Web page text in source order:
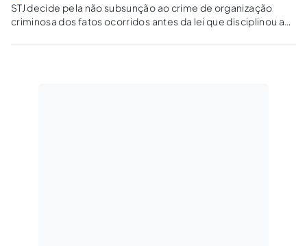
STJ decide pela não subsunção ao crime de organização
criminosa dos fatos ocorridos antes da lei que disciplinou a